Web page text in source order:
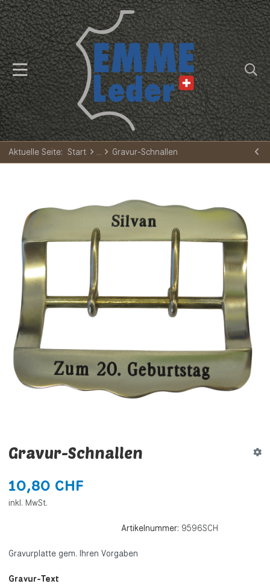
Aktuelle Seite: Start Gravur-Schnallen
Gravur-Schnallen
10,80 CHF
inkl. MwSt.
Artikelnummer: 9596SCH
Gravurplatte gem. Ihren Vorgaben
Gravur-Text